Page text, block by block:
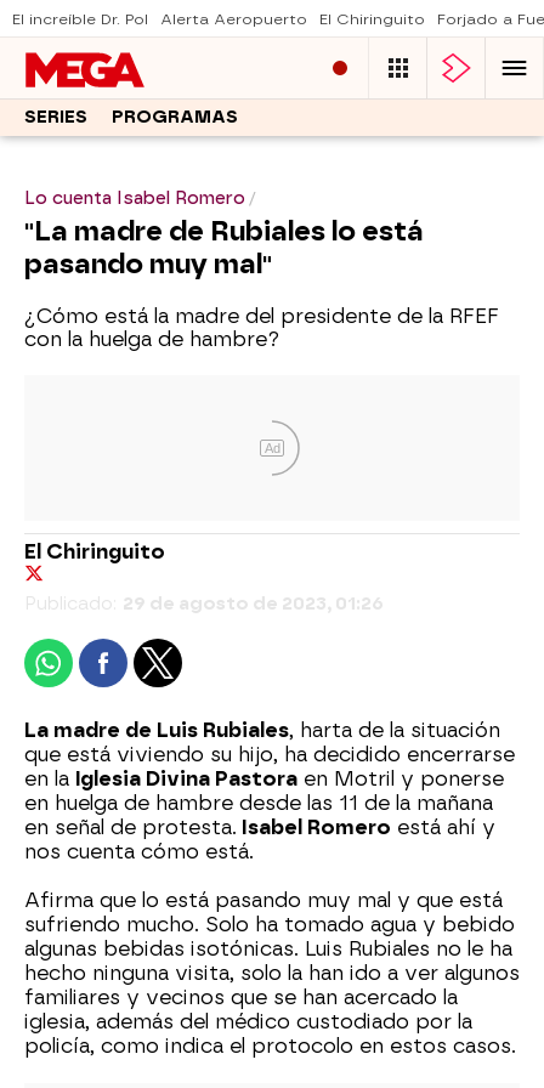
El increíble Dr. Pol Alerta Aeropuerto El Chiringuito Forjado a
SERIES PROGRAMAS
Lo cuenta Isabel Romero
"La madre de Rubiales lo está
pasando muy mal"
¿Cómo está la madre del presidente de la RFEF
con la huelga de hambre?
Ad
El Chiringuito
Publicado: 29 de agosto de 2023, 01:26
La madre de Luis Rubiales, harta de la situación
que está viviendo su hijo, ha decidido encerrarse
en la Iglesia Divina Pastora en Motril y ponerse
en huelga de hambre desde las 11 de la mañana
en señal de protesta. Isabel Romero está ahí y
nos cuenta cómo está.
Afirma que lo está pasando muy mal y que está
sufriendo mucho. Solo ha tomado agua y bebido
algunas bebidas isotónicas. Luis Rubiales no le ha
hecho ninguna visita, solo la han ido a ver algunos
familiares y vecinos que se han acercado la
iglesia, además del médico custodiado por la
policía, como indica el protocolo en estos casos.